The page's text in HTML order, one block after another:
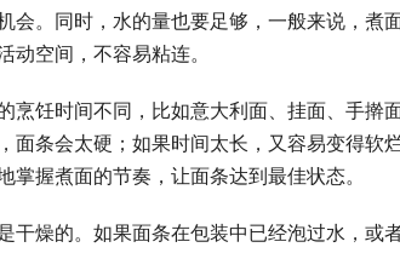
会。同时，水的量也要足够，一般来说，煮
动空间，不容易粘连。
烹饪时间不同，比如意大利面、挂面、手擀
条会太硬；如果时间太长，又容易变得软
握煮面的节奏，让面条达到最佳状态。
燥的。如果面条在包装中已经泡过水，或